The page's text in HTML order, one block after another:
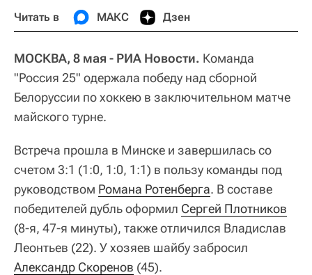
Читать в МАКС Дзен
МОСКВА, 8 мая - РИА Новости. Команда
"Россия 25" одержала победу над сборной
Белоруссии по хоккею в заключительном матче
майского турне.
Встреча прошла в Минске и завершилась со
счетом 3:1 (1:0, 1:0, 1:1) в пользу команды под
руководством Романа Ротенберга. В составе
победителей дубль оформил Сергей Плотников
(8-я, 47-я минуты), также отличился Владислав
Леонтьев (22). У хозяев шайбу забросил
Александр Скоренов (45).